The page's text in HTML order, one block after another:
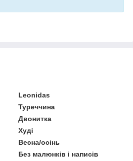
Leonidas
Туреччина
Двонитка
Худі
Весна/осінь
Без малюнків і написів